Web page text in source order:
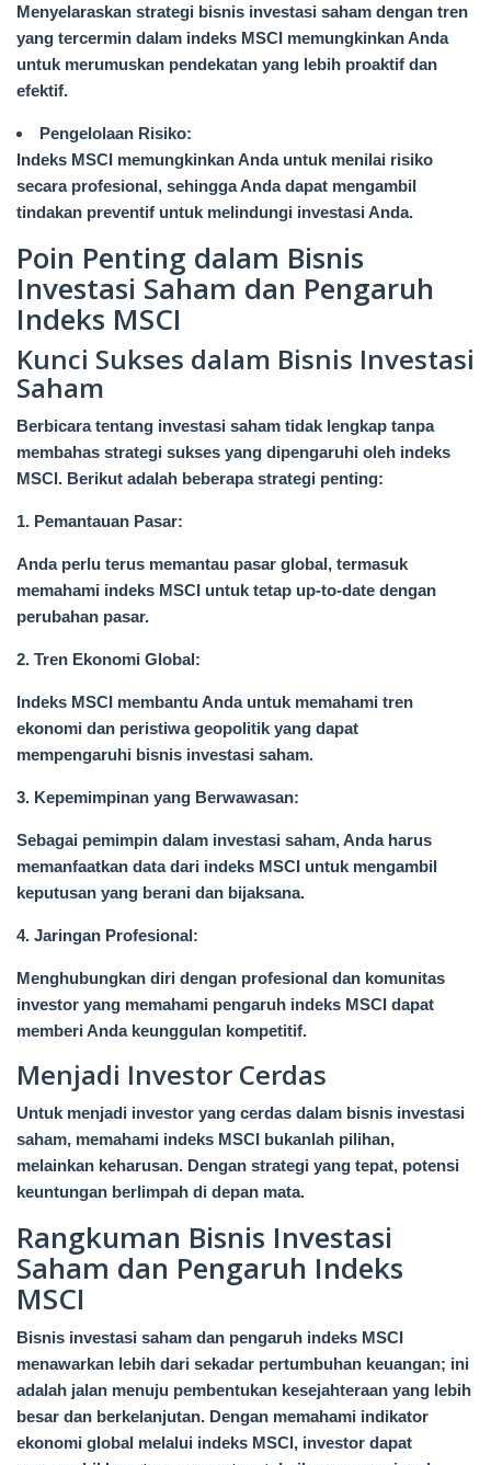
Menyelaraskan strategi bisnis investasi saham dengan tren
yang tercermin dalam indeks MSCI memungkinkan Anda
untuk merumuskan pendekatan yang lebih proaktif dan
efektif.
Pengelolaan Risiko:
Indeks MSCI memungkinkan Anda untuk menilai risiko
secara profesional, sehingga Anda dapat mengambil
tindakan preventif untuk melindungi investasi Anda.
Poin Penting dalam Bisnis
Investasi Saham dan Pengaruh
Indeks MSCI
Kunci Sukses dalam Bisnis Investasi
Saham
Berbicara tentang investasi saham tidak lengkap tanpa
membahas strategi sukses yang dipengaruhi oleh indeks
MSCI. Berikut adalah beberapa strategi penting:
1. Pemantauan Pasar:
Anda perlu terus memantau pasar global, termasuk
memahami indeks MSCI untuk tetap up-to-date dengan
perubahan pasar.
2. Tren Ekonomi Global:
Indeks MSCI membantu Anda untuk memahami tren
ekonomi dan peristiwa geopolitik yang dapat
mempengaruhi bisnis investasi saham.
3. Kepemimpinan yang Berwawasan:
Sebagai pemimpin dalam investasi saham, Anda harus
memanfaatkan data dari indeks MSCI untuk mengambil
keputusan yang berani dan bijaksana.
4. Jaringan Profesional:
Menghubungkan diri dengan profesional dan komunitas
investor yang memahami pengaruh indeks MSCI dapat
memberi Anda keunggulan kompetitif.
Menjadi Investor Cerdas
Untuk menjadi investor yang cerdas dalam bisnis investasi
saham, memahami indeks MSCI bukanlah pilihan,
melainkan keharusan. Dengan strategi yang tepat, potensi
keuntungan berlimpah di depan mata.
Rangkuman Bisnis Investasi
Saham dan Pengaruh Indeks
MSCI
Bisnis investasi saham dan pengaruh indeks MSCI
menawarkan lebih dari sekadar pertumbuhan keuangan; ini
adalah jalan menuju pembentukan kesejahteraan yang lebih
besar dan berkelanjutan. Dengan memahami indikator
ekonomi global melalui indeks MSCI, investor dapat